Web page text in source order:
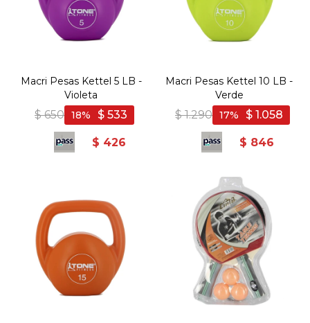
Macri Pesas Kettel 5 LB -
Violeta
$ 650 $ 533
18
$ 426
Macri Pesas Kettel 10 LB -
Verde
$ 1.290 $ 1.058
17
$ 846